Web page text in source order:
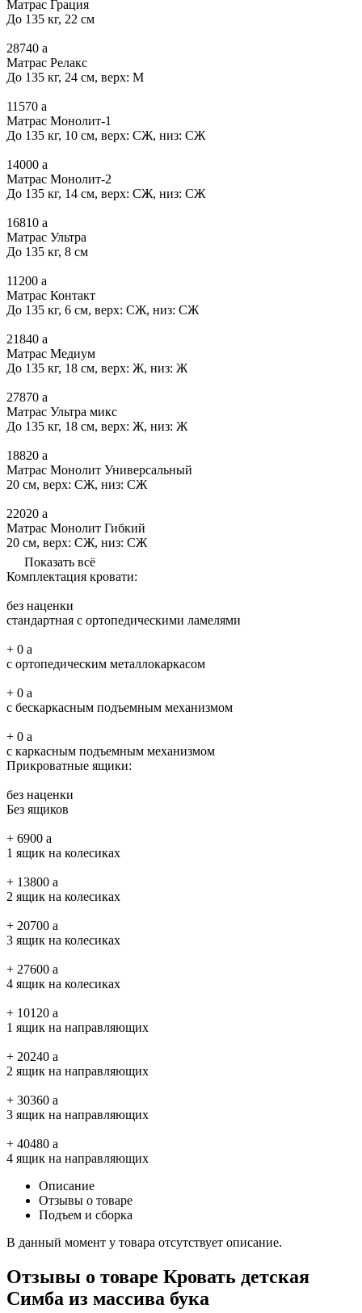
Матрас Грация
До 135 кг, 22 см
28740 a
Матрас Релакс
До 135 кг, 24 см, верх: М
11570 a
Матрас Монолит-1
До 135 кг, 10 см, верх: СЖ, низ: СЖ
14000 a
Матрас Монолит-2
До 135 кг, 14 см, верх: СЖ, низ: СЖ
16810 a
Матрас Ультра
До 135 кг, 8 см
11200 a
Матрас Контакт
До 135 кг, 6 см, верх: СЖ, низ: СЖ
21840 a
Матрас Медиум
До 135 кг, 18 см, верх: Ж, низ: Ж
27870 a
Матрас Ультра микс
До 135 кг, 18 см, верх: Ж, низ: Ж
18820 a
Матрас Монолит Универсальный
20 см, верх: СЖ, низ: СЖ
22020 a
Матрас Монолит Гибкий
20 см, верх: СЖ, низ: СЖ
Показать всё
Комплектация кровати:
без наценки
стандартная с ортопедическими ламелями
+ 0 a
с ортопедическим металлокаркасом
+ 0 a
с бескаркасным подъемным механизмом
+ 0 a
с каркасным подъемным механизмом
Прикроватные ящики:
без наценки
Без ящиков
+ 6900 a
1 ящик на колесиках
+ 13800 a
2 ящик на колесиках
+ 20700 a
3 ящик на колесиках
+ 27600 a
4 ящик на колесиках
+ 10120 a
1 ящик на направляющих
+ 20240 a
2 ящик на направляющих
+ 30360 a
3 ящик на направляющих
+ 40480 a
4 ящик на направляющих
Описание
Отзывы о товаре
Подъем и сборка
В данный момент у товара отсутствует описание.
Отзывы о товаре Кровать детская
Симба из массива бука